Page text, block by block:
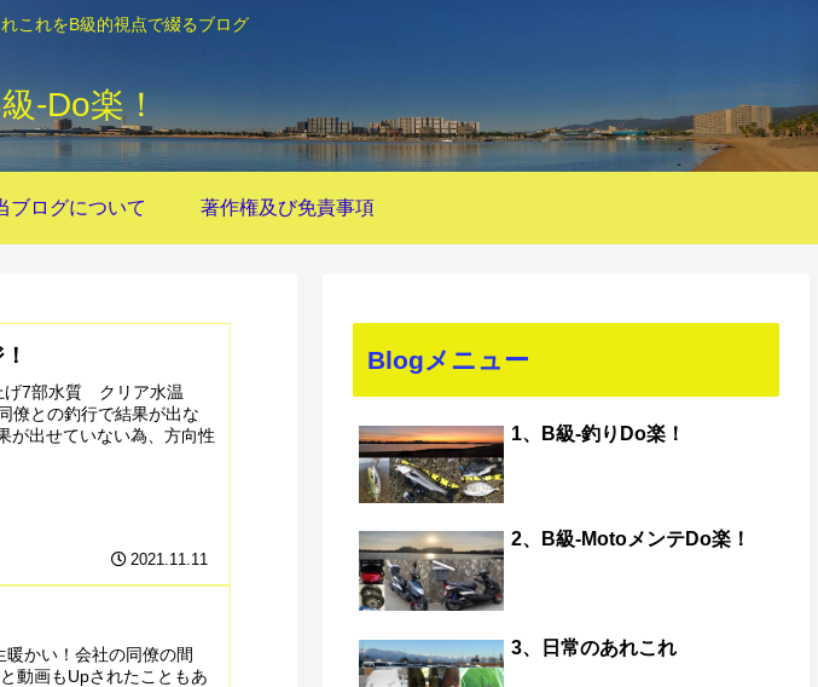
これをB級的視点で綴るブログ
‐Do楽！
ブログについて 著作権及び免責事項
7部水質 クリア水温
との釣行で結果が出な
が出せていない為、方向性
2021.11.11
かい！会社の同僚の間
動画もUpされたこともあ
Blogメニュー
1、B級-釣りDo楽！
2、B級-MotoメンテDo楽！
3、日常のあれこれ